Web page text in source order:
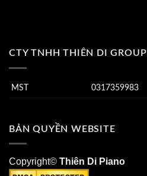
CTY TNHH THIÊN DI GROUP
MST 0317359983
BẢN QUYỀN WEBSITE
Copyright© Thiên Di Piano